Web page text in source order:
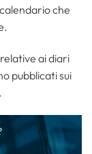
che
ai diari
pubblicati sui